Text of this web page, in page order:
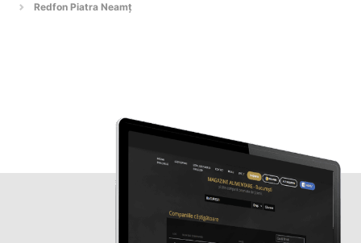
Redfon Piatra Neamţ